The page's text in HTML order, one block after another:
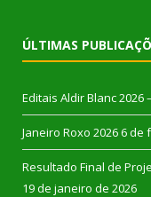
ÚLTIMAS
Editais Aldir Blanc 2026
Janeiro Roxo 2026 6 de
Resultado Final de
19 de janeiro de 2026